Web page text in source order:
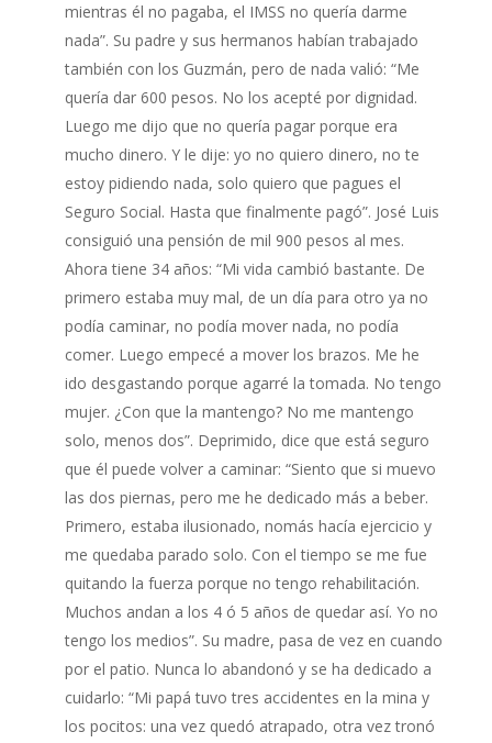
mientras él no pagaba, el IMSS no quería darme
nada”. Su padre y sus hermanos habían trabajado
también con los Guzmán, pero de nada valió: “Me
quería dar 600 pesos. No los acepté por dignidad.
Luego me dijo que no quería pagar porque era
mucho dinero. Y le dije: yo no quiero dinero, no te
estoy pidiendo nada, solo quiero que pagues el
Seguro Social. Hasta que finalmente pagó”. José Luis
consiguió una pensión de mil 900 pesos al mes.
Ahora tiene 34 años: “Mi vida cambió bastante. De
primero estaba muy mal, de un día para otro ya no
podía caminar, no podía mover nada, no podía
comer. Luego empecé a mover los brazos. Me he
ido desgastando porque agarré la tomada. No tengo
mujer. ¿Con que la mantengo? No me mantengo
solo, menos dos”. Deprimido, dice que está seguro
que él puede volver a caminar: “Siento que si muevo
las dos piernas, pero me he dedicado más a beber.
Primero, estaba ilusionado, nomás hacía ejercicio y
me quedaba parado solo. Con el tiempo se me fue
quitando la fuerza porque no tengo rehabilitación.
Muchos andan a los 4 ó 5 años de quedar así. Yo no
tengo los medios”. Su madre, pasa de vez en cuando
por el patio. Nunca lo abandonó y se ha dedicado a
cuidarlo: “Mi papá tuvo tres accidentes en la mina y
los pocitos: una vez quedó atrapado, otra vez tronó